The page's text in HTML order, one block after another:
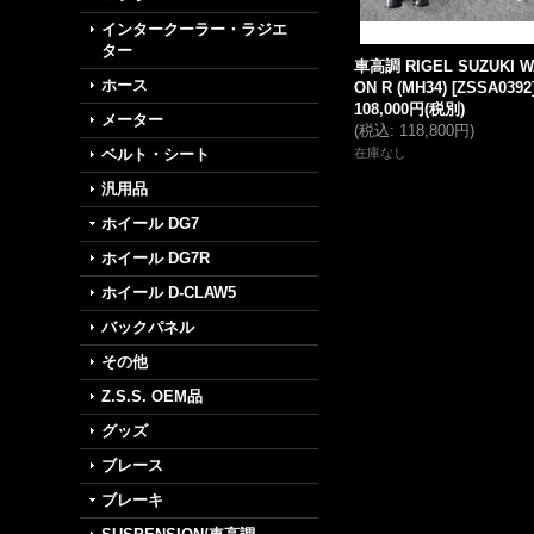
インタークーラー・ラジエ
ター
ホース
メーター
ベルト・シート
汎用品
ホイール DG7
ホイール DG7R
ホイール D-CLAW5
バックパネル
その他
Z.S.S. OEM品
グッズ
ブレース
ブレーキ
車高調 RIGEL SUZUKI
ON R (MH34) [ZSSA0392]
108,000円(税別)
(税込: 118,800円)
在庫なし